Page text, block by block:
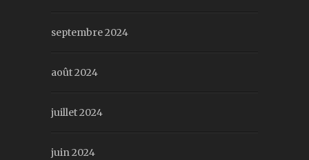
septembre 2024
août 2024
juillet 2024
juin 2024